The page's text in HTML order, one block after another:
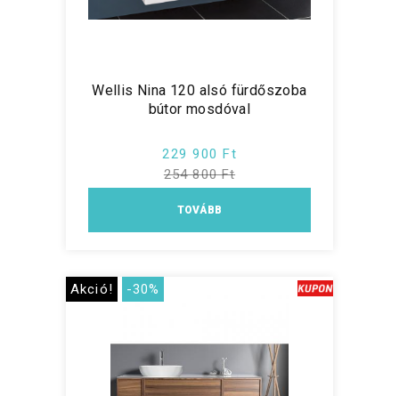
Wellis Nina 120 alsó fürdőszoba
bútor mosdóval
229 900 Ft
254 800 Ft
TOVÁBB
Akció! -30%